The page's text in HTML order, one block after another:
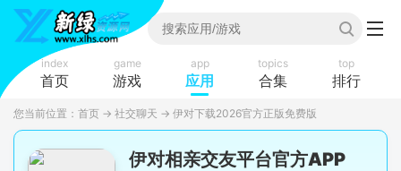
index
首页
game
游戏
app
应用
topics
合集
top
排行
您当前位置： 首页 → 社交聊天 → 伊对下载2026官方正版免费版
伊对相亲交友平台官方APP